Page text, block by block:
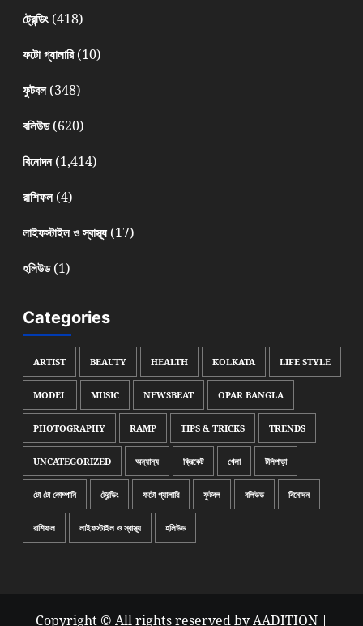
ট্রেন্ডিং(418)
ফটো গ্যালারি(10)
ফুটবল(348)
বলিউড(620)
বিনোদন(1,414)
রাশিফল(4)
লাইফস্টাইল ও স্বাস্থ্য(17)
হলিউড(1)
Categories
ARTIST BEAUTY HEALTH KOLKATA LIFE STYLE
MODEL MUSIC NEWSBEAT OPAR BANGLA
PHOTOGRAPHY RAMP TIPS & TRICKS TRENDS
UNCATEGORIZED অন্যান্য ক্রিকেট খেলা টলিপাড়া
টো টো কোম্পানি ট্রেন্ডিং ফটো গ্যালারি ফুটবল বলিউড বিনোদন
রাশিফল লাইফস্টাইল ও স্বাস্থ্য হলিউড
Copyright © All rights reserved by AADITION |